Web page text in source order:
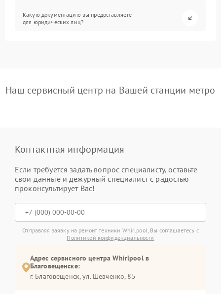
Какую документацию вы предоставляете
для юридических лиц?
Наш сервисный центр на Вашей станции метро
Контактная информация
Если требуется задать вопрос специалисту, оставьте
свои данные и дежурный специалист с радостью
проконсультирует Вас!
Отправляя заявку на ремонт техники Whirlpool, Вы соглашаетесь с
Политикой конфиденциальности
Адрес сервисного центра Whirlpool в
Благовещенске:
г. Благовещенск, ул. Шевченко, 85